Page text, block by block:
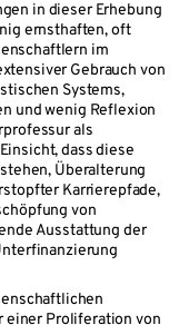
in dieser Erhebung
ernsthaften, oft
im
Gebrauch von
Systems,
und wenig Reflexion
als
dass diese
Überalterung
Karrierepfade,
von
Ausstattung der
einer Proliferation von